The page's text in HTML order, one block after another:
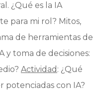
¿Qué es la IA
para mi rol? Mitos,
de herramientas de
y toma de decisiones:
Actividad : ¿Qué
potenciadas con IA?